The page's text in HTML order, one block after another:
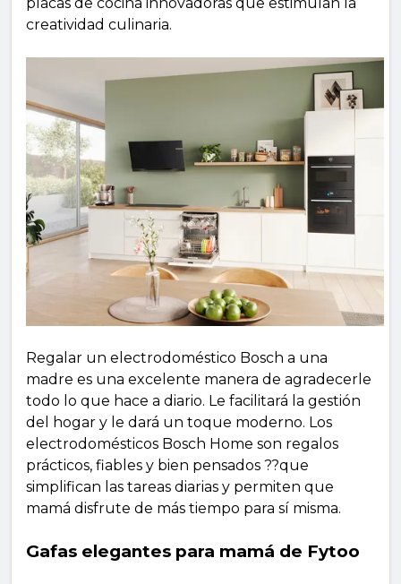
creatividad culinaria.
Regalar un electrodoméstico Bosch a una
madre es una excelente manera de agradecerle
todo lo que hace a diario. Le facilitará la gestión
del hogar y le dará un toque moderno. Los
electrodomésticos Bosch Home son regalos
prácticos, fiables y bien pensados ??que
simplifican las tareas diarias y permiten que
mamá disfrute de más tiempo para sí misma.
Gafas elegantes para mamá de Fytoo